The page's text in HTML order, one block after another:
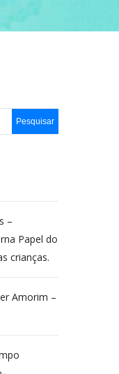
–
Papel do
crianças.
Amorim –